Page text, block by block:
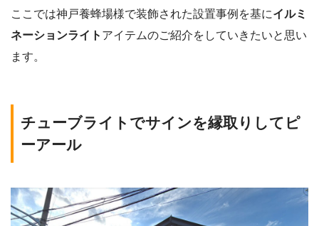
ここでは神戸養蜂場様で装飾された設置事例を基にイルミ
ネーションライト アイテムのご紹介をしていきたいと思い
ます。
チューブライトでサインを縁取りしてピ
ーアール